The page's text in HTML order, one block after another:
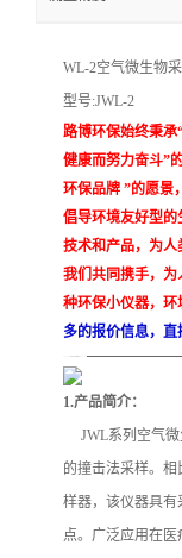
WL-2空气微生物
型号:JWL-2
路博环保始终秉承
健康而努力奋斗”
环保品牌 ”的愿景
倡导环境友好型
技术和产品，为
我们共同携手，
种环保小仪器，
多的报价信息，直
1.产品简介：
JWL系列空气微
的撞击法采样。
样器，该仪器具
点。广泛应用在医